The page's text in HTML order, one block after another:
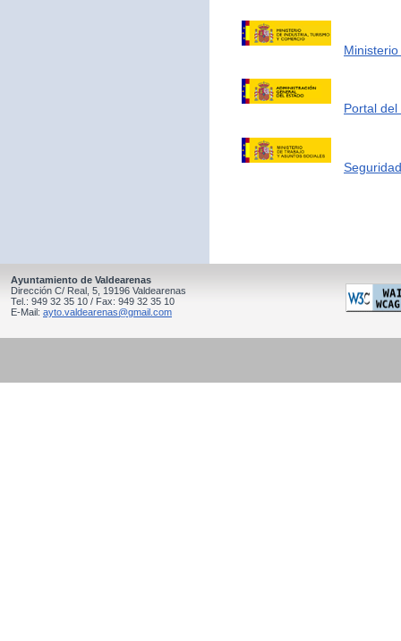
Portal
Ayuntamiento de Valdearenas
Dirección C/ Real, 5, 19196 Valdearenas
Tel.: 949 32 35 10 / Fax: 949 32 35 10
E-Mail: ayto.valdearenas@gmail.com